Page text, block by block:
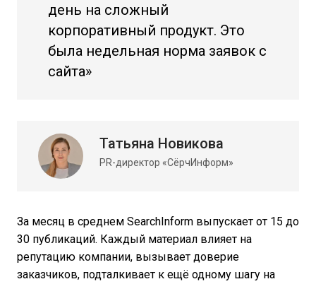
день на сложный
корпоративный продукт. Это
была недельная норма заявок с
сайта»
Татьяна Новикова
PR-директор «СёрчИнформ»
За месяц в среднем SearchInform выпускает от 15 до
30 публикаций. Каждый материал влияет на
репутацию компании, вызывает доверие
заказчиков, подталкивает к ещё одному шагу на